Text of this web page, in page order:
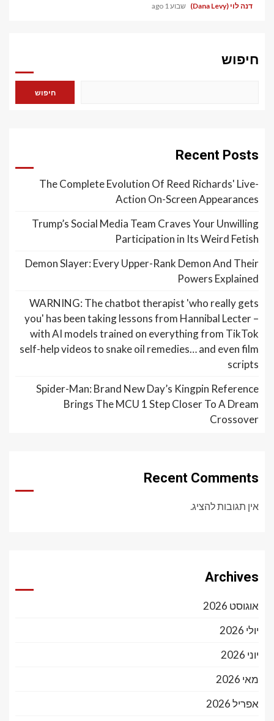
דנה לוי (Dana Levy) שבוע 1 ago
חיפוש
חיפוש
Recent Posts
The Complete Evolution Of Reed Richards' Live-
Action On-Screen Appearances
Trump’s Social Media Team Craves Your Unwilling
Participation in Its Weird Fetish
Demon Slayer: Every Upper-Rank Demon And Their
Powers Explained
WARNING: The chatbot therapist 'who really gets
you' has been taking lessons from Hannibal Lecter –
with AI models trained on everything from TikTok
self-help videos to snake oil remedies… and even film
scripts
Spider-Man: Brand New Day’s Kingpin Reference
Brings The MCU 1 Step Closer To A Dream
Crossover
Recent Comments
אין תגובות להציג.
Archives
אוגוסט 2026
יולי 2026
יוני 2026
מאי 2026
אפריל 2026